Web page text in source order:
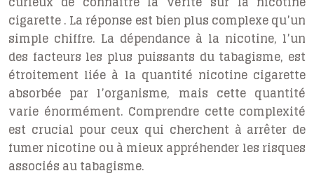
cigarette. La réponse est bien plus complexe qu’un
simple chiffre. La dépendance à la nicotine, l’un
des facteurs les plus puissants du tabagisme, est
étroitement liée à la quantité nicotine cigarette
absorbée par l’organisme, mais cette quantité
varie énormément. Comprendre cette complexité
est crucial pour ceux qui cherchent à arrêter de
fumer nicotine ou à mieux appréhender les risques
associés au tabagisme.